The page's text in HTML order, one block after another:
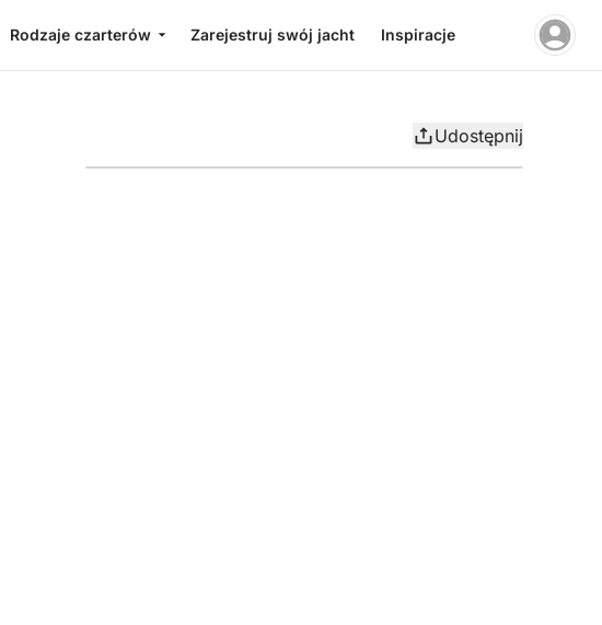
Rodzaje czarterów Zarejestruj swój jacht Inspiracje
Udostępnij